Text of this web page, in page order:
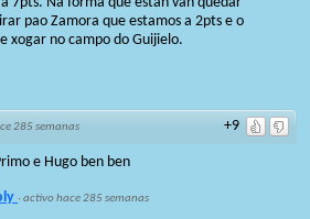
pao Zamora que estamos a 2pts e o
xogar no campo do Guijielo.
+9
285 semanas
e Hugo ben ben
·activo hace 285 semanas